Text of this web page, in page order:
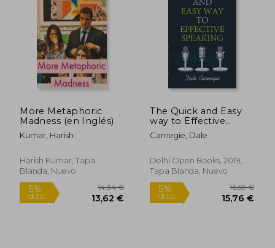
5%
dcto. 118,93 €
5%
dcto.
More Metaphoric
Madness (en Inglés)
Kumar, Harish
Harish Kumar, Tapa
Blanda, Nuevo
The Quick and Easy
way to Effective
Speaking (en Inglés)
Carnegie, Dale
Delhi Open Books, 2019,
Tapa Blanda, Nuevo